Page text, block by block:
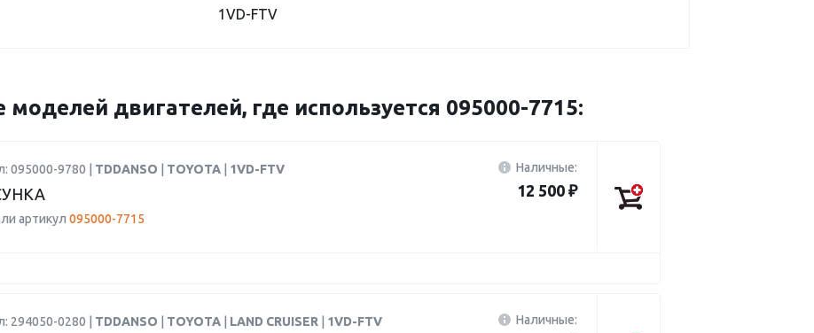
1VD-FTV
двигателей, где используется 095000-7715:
095000-9780 | TDDANSO TOYOTA 1VD-FTV
артикул 095000-7715
Наличные:
12 500 ₽
294050-0280 | TDDANSO TOYOTA LAND CRUISER 1VD-FTV Наличные: